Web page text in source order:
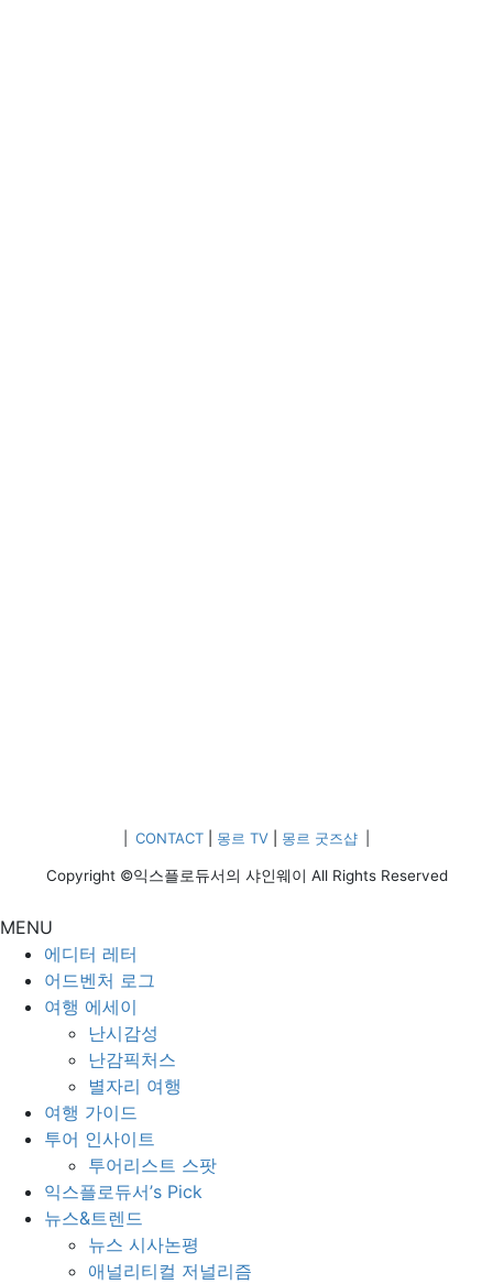
CONTACT 몽르 TV 몽르 굿즈샵
Copyright ©익스플로듀서의 샤인웨이 All Rights Reserved
MENU
에디터 레터
어드벤처 로그
여행 에세이
난시감성
난감픽처스
별자리 여행
여행 가이드
투어 인사이트
투어리스트 스팟
익스플로듀서’s Pick
뉴스&트렌드
뉴스 시사논평
애널리티컬 저널리즘